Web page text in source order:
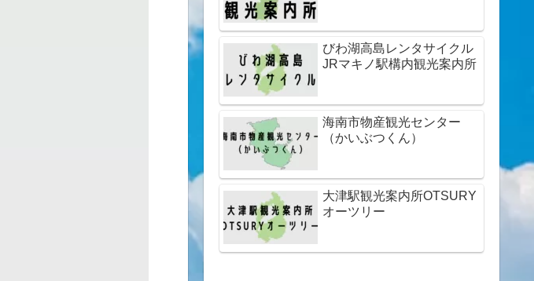
びわ湖高島レンタサイクル
JRマキノ駅構内観光案内所
海南市物産観光センター
（かいぶつくん）
大津駅観光案内所OTSURY
オーツリー